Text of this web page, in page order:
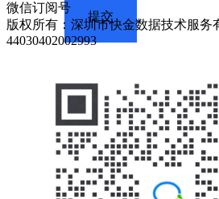
微信订阅号
版权所有：深圳市快金数据技术服务
44030402002993